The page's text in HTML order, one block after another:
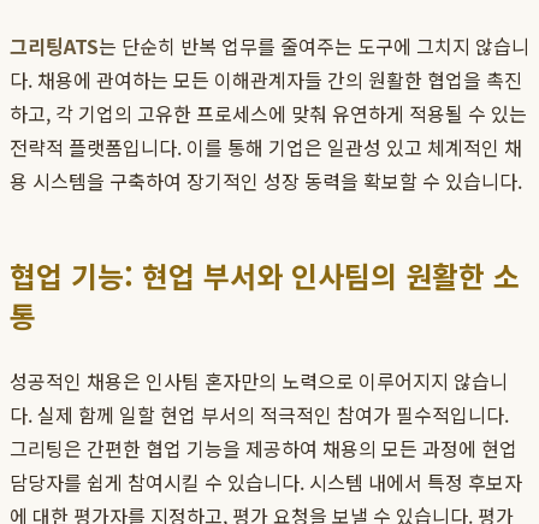
그리팅ATS는 단순히 반복 업무를 줄여주는 도구에 그치지 않습니
다. 채용에 관여하는 모든 이해관계자들 간의 원활한 협업을 촉진
하고, 각 기업의 고유한 프로세스에 맞춰 유연하게 적용될 수 있는
전략적 플랫폼입니다. 이를 통해 기업은 일관성 있고 체계적인 채
용 시스템을 구축하여 장기적인 성장 동력을 확보할 수 있습니다.
협업 기능: 현업 부서와 인사팀의 원활한 소
통
성공적인 채용은 인사팀 혼자만의 노력으로 이루어지지 않습니
다. 실제 함께 일할 현업 부서의 적극적인 참여가 필수적입니다.
그리팅은 간편한 협업 기능을 제공하여 채용의 모든 과정에 현업
담당자를 쉽게 참여시킬 수 있습니다. 시스템 내에서 특정 후보자
에 대한 평가자를 지정하고, 평가 요청을 보낼 수 있습니다. 평가